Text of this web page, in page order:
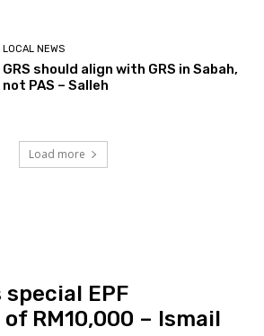
LOCAL NEWS
GRS should align with GRS in Sabah,
not PAS – Salleh
Load more